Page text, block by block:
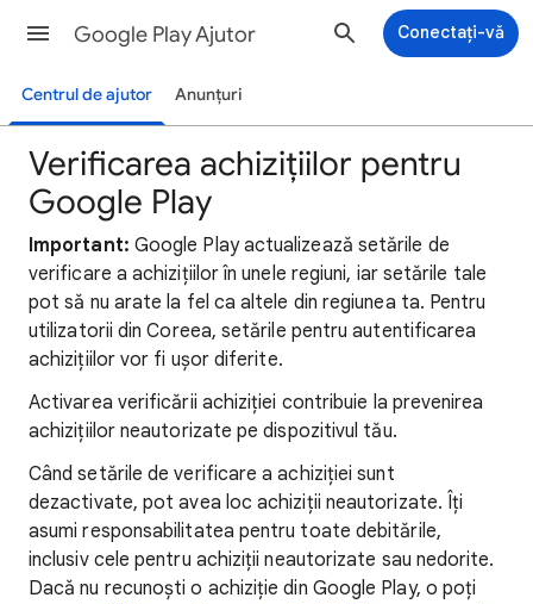
Google Play Ajutor Conectați-vă
Centrul de ajutor Anunțuri
Verificarea achizițiilor pentru
Google Play
Important: Google Play actualizează setările de
verificare a achizițiilor în unele regiuni, iar setările tale
pot să nu arate la fel ca altele din regiunea ta. Pentru
utilizatorii din Coreea, setările pentru autentificarea
achizițiilor vor fi ușor diferite.
Activarea verificării achiziției contribuie la prevenirea
achizițiilor neautorizate pe dispozitivul tău.
Când setările de verificare a achiziției sunt
dezactivate, pot avea loc achiziții neautorizate. Îți
asumi responsabilitatea pentru toate debitările,
inclusiv cele pentru achiziții neautorizate sau nedorite.
Dacă nu recunoști o achiziție din Google Play, o poți